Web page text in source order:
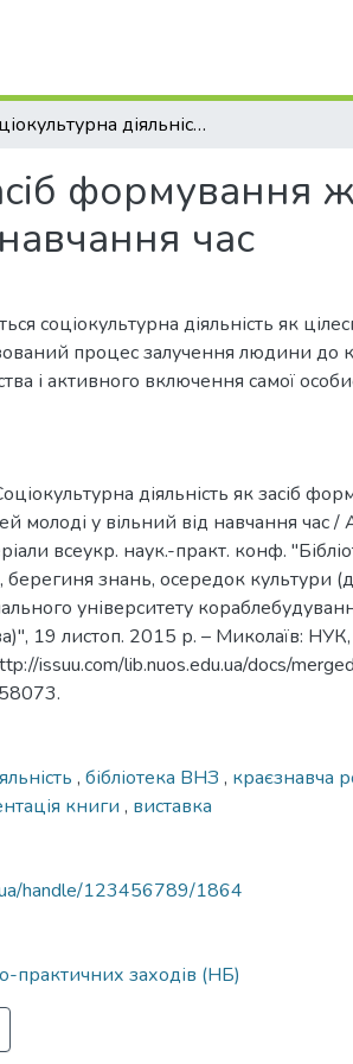
Соціокультурна діяльність як засіб формування життєвих цінностей молоді у вільний від навчання час
формування
час
соціокультурна діяльність як
процес залучення людини до
і активного включення самої
діяльність як засіб
молоді у вільний від навчання час /
всеукр. наук.-практ. конф.
берегиня знань, осередок культури
університету
19 листоп. 2015 р. – Миколаїв:
issuu.com/lib.nuos.edu.ua/docs/
, бібліотека ВНЗ , краєзнавча
книги , виставка
handle/123456789/1864
практичних заходів (НБ)